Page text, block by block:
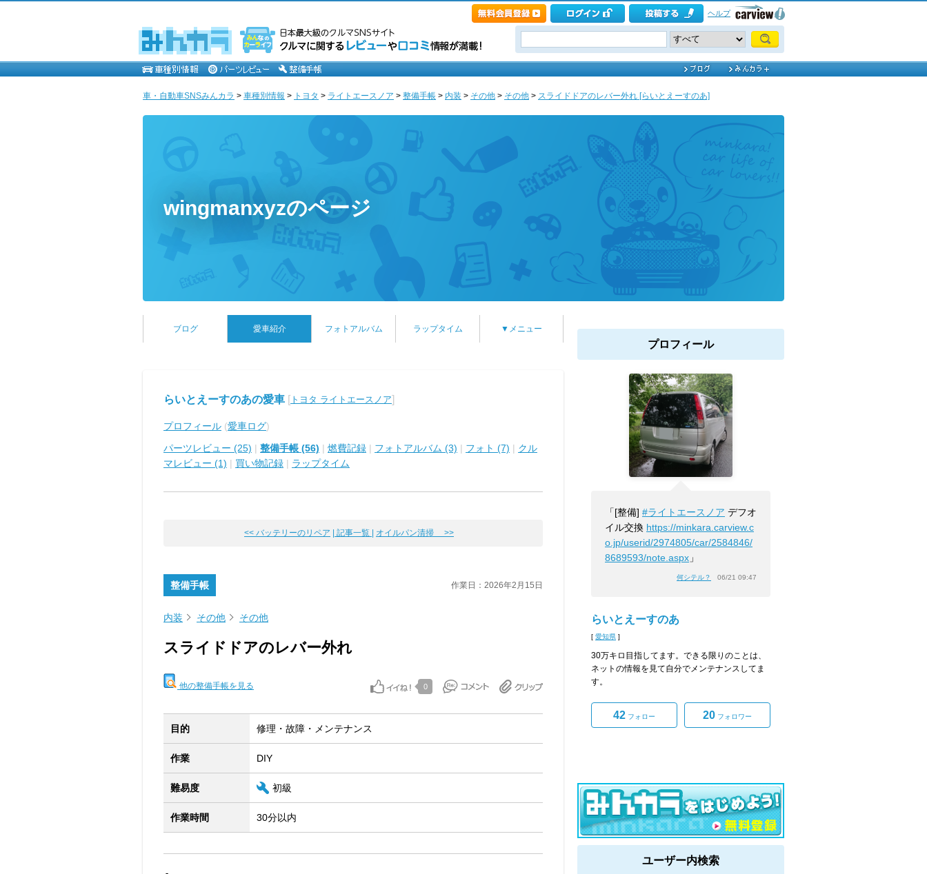
ヘルプ
車・自動車SNSみんカラ > 車種別情報 > トヨタ > ライトエースノア > 整備手帳 > 内装 > その他 > その他 > スライドドアのレバー外れ [らいとえーすのあ]
wingmanxyzのページ
ブログ 愛車紹介 フォトアルバム ラップタイム ▼メニュー
らいとえーすのあの愛車 [ トヨタ ライトエースノア]
プロフィール (愛車ログ)
パーツレビュー (25) | 整備手帳 (56) | 燃費記録 | フォトアルバム (3) | フォト (7) | クル
マレビュー (1) | 買い物記録 | ラップタイム
<< バッテリーのリペア | 記事一覧 | オイルパン清掃 >>
整備手帳 作業日：2026年2月15日
内装 その他 その他
スライドドアのレバー外れ
他の整備手帳を見る 0
目的 修理・故障・メンテナンス
作業 DIY
難易度 初級
作業時間 30分以内
プロフィール
「[整備] #ライトエースノア デフオ
イル交換 https://minkara.carview.c
o.jp/userid/2974805/car/2584846/
8689593/note.aspx 」
何シテル？ 06/21 09:47
らいとえーすのあ
[ 愛知県 ]
30万キロ目指してます。できる限りのことは、
ネットの情報を見て自分でメンテナンスしてま
す。
42 フォロー 20 フォロワー
ユーザー内検索